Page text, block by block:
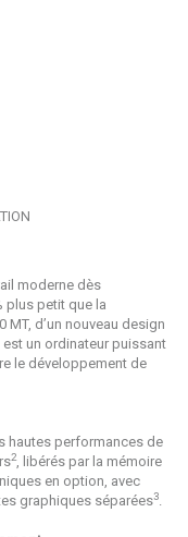
moderne dès
plus petit que la
MT, d’un nouveau design
un ordinateur puissant
le développement de
hautes performances de
2, libérés par la mémoire
en option, avec
graphiques séparées3